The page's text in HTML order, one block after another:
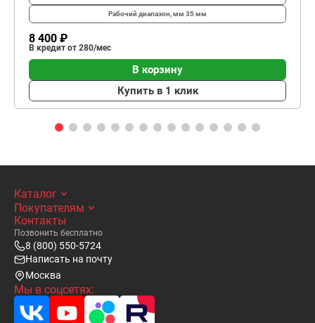
Рабочий диапазон, мм 35 мм
8 400 ₽
В кредит от 280/мес
В корзину
Купить в 1 клик
Каталог
Покупателям
Контакты
Позвонить бесплатно
8 (800) 550-5724
Написать на почту
Москва
Мы в соцсетях: